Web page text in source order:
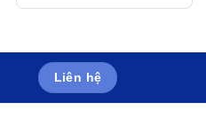
Liên hệ